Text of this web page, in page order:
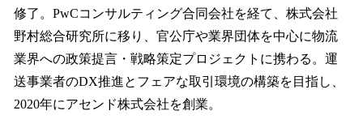
修了。PwCコンサルティング合同会社を経て、株式会社
野村総合研究所に移り、官公庁や業界団体を中心に物流
業界への政策提言・戦略策定プロジェクトに携わる。運
送事業者のDX推進とフェアな取引環境の構築を目指し、
2020年にアセンド株式会社を創業。